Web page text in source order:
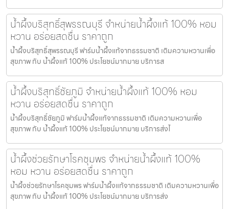
น้ำผึ้งบริสุทธิ์สุพรรณบุรี จำหน่ายน้ำผึ้งแท้ 100% หอม
หวาน อร่อยสดชื่น ราคาถูก
น้ำผึ้งบริสุทธิ์สุพรรณบุรี ฟาร์มน้ำผึ้งแท้จากธรรมชาติ เติมความหวานเพื่อ
สุขภาพ กับ น้ำผึ้งแท้ 100% ประโยชน์มากมาย บริการส
น้ำผึ้งบริสุทธิ์ชัยภูมิ จำหน่ายน้ำผึ้งแท้ 100% หอม
หวาน อร่อยสดชื่น ราคาถูก
น้ำผึ้งบริสุทธิ์ชัยภูมิ ฟาร์มน้ำผึ้งแท้จากธรรมชาติ เติมความหวานเพื่อ
สุขภาพ กับ น้ำผึ้งแท้ 100% ประโยชน์มากมาย บริการส่งไ
น้ำผึ้งช่วยรักษาโรคชุมพร จำหน่ายน้ำผึ้งแท้ 100%
หอม หวาน อร่อยสดชื่น ราคาถูก
น้ำผึ้งช่วยรักษาโรคชุมพร ฟาร์มน้ำผึ้งแท้จากธรรมชาติ เติมความหวานเพื่อ
สุขภาพ กับ น้ำผึ้งแท้ 100% ประโยชน์มากมาย บริการส่ง